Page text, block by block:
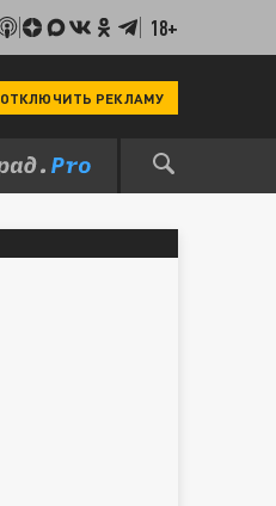
18+
ОТКЛЮЧИТЬ РЕКЛАМУ